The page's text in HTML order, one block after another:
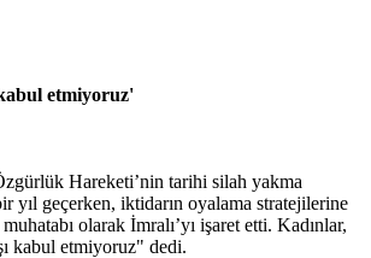
etmiyoruz'
Hareketi’nin tarihi silah yakma
yıl geçerken, iktidarın oyalama stratejilerine
muhatabı olarak İmralı’yı işaret etti. Kadınlar,
kabul etmiyoruz" dedi.